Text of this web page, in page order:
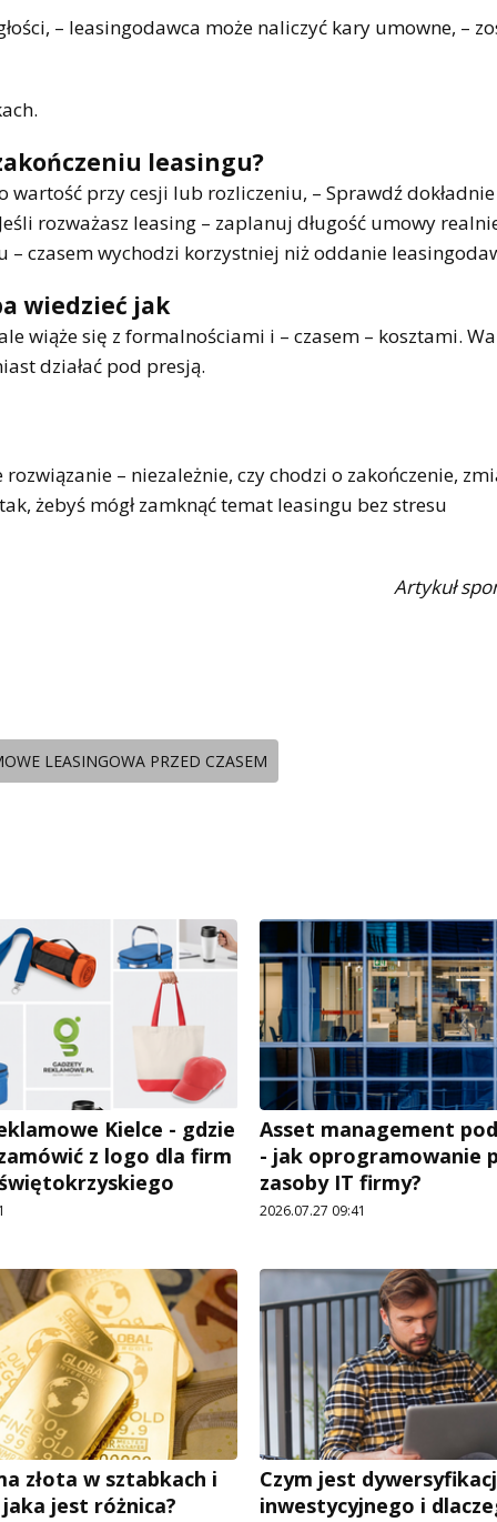
– leasingodawca może naliczyć kary umowne, –
leasingu?
przy cesji lub rozliczeniu, – Sprawdź
rozważasz leasing – zaplanuj długość umowy
czasem wychodzi korzystniej niż oddanie
wiedzieć jak
wiąże się z formalnościami i – czasem – kosztami.
działać pod presją.
– niezależnie, czy chodzi o zakończenie,
żebyś mógł zamknąć temat leasingu bez stresu
Artykuł
LEASINGOWA PRZED CZASEM
Kielce - gdzie
z logo dla firm
Asset management
- jak oprogramowanie
zasoby IT firmy?
2026.07.27 09:41
złota w sztabkach i
jest różnica?
Czym jest
inwestycyjnego i